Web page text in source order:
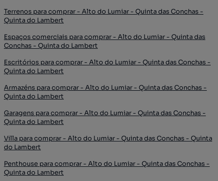
Terrenos para comprar - Alto do Lumiar - Quinta das Conchas -
Quinta do Lambert
Espaços comerciais para comprar - Alto do Lumiar - Quinta das
Conchas - Quinta do Lambert
Escritórios para comprar - Alto do Lumiar - Quinta das Conchas -
Quinta do Lambert
Armazéns para comprar - Alto do Lumiar - Quinta das Conchas -
Quinta do Lambert
Garagens para comprar - Alto do Lumiar - Quinta das Conchas -
Quinta do Lambert
Villa para comprar - Alto do Lumiar - Quinta das Conchas - Quinta
do Lambert
Penthouse para comprar - Alto do Lumiar - Quinta das Conchas -
Quinta do Lambert